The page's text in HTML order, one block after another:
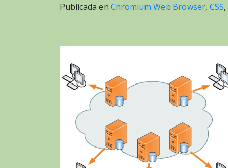
Publicada en Chromium Web Browser, CSS,